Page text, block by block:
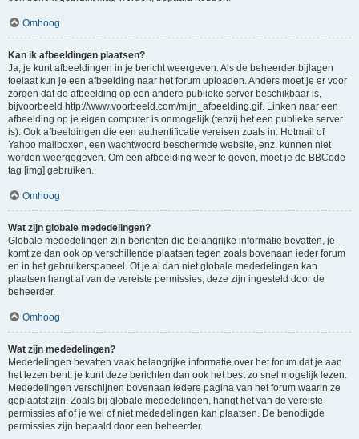
Omhoog
Kan ik afbeeldingen plaatsen?
Ja, je kunt afbeeldingen in je bericht weergeven. Als de beheerder bijlagen
toelaat kun je een afbeelding naar het forum uploaden. Anders moet je er voor
zorgen dat de afbeelding op een andere publieke server beschikbaar is,
bijvoorbeeld http://www.voorbeeld.com/mijn_afbeelding.gif. Linken naar een
afbeelding op je eigen computer is onmogelijk (tenzij het een publieke server
is). Ook afbeeldingen die een authentificatie vereisen zoals in: Hotmail of
Yahoo mailboxen, een wachtwoord beschermde website, enz. kunnen niet
worden weergegeven. Om een afbeelding weer te geven, moet je de BBCode
tag [img] gebruiken.
Omhoog
Wat zijn globale mededelingen?
Globale mededelingen zijn berichten die belangrijke informatie bevatten, je
komt ze dan ook op verschillende plaatsen tegen zoals bovenaan ieder forum
en in het gebruikerspaneel. Of je al dan niet globale mededelingen kan
plaatsen hangt af van de vereiste permissies, deze zijn ingesteld door de
beheerder.
Omhoog
Wat zijn mededelingen?
Mededelingen bevatten vaak belangrijke informatie over het forum dat je aan
het lezen bent, je kunt deze berichten dan ook het best zo snel mogelijk lezen.
Mededelingen verschijnen bovenaan iedere pagina van het forum waarin ze
geplaatst zijn. Zoals bij globale mededelingen, hangt het van de vereiste
permissies af of je wel of niet mededelingen kan plaatsen. De benodigde
permissies zijn bepaald door een beheerder.